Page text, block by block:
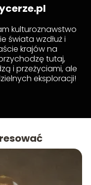
kulturoznawstwo
świata wzdłuż i
krajów na
tutaj,
i przeżyciami, ale
eksploracji!